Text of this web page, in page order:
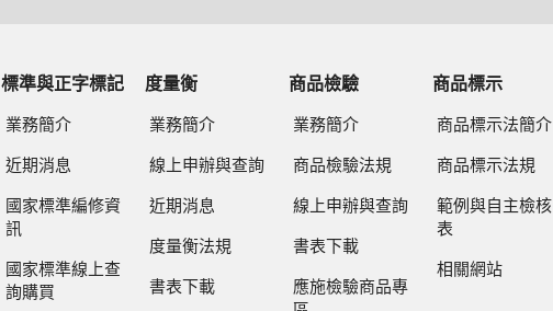
標準與正字標記
業務簡介
近期消息
國家標準編修資
訊
國家標準線上查
詢購買
度量衡
業務簡介
線上申辦與查詢
近期消息
度量衡法規
書表下載
商品檢驗
業務簡介
商品檢驗法規
線上申辦與查詢
書表下載
應施檢驗商品專
商品標示
商品標示法簡介
商品標示法規
範例與自主檢核
表
相關網站